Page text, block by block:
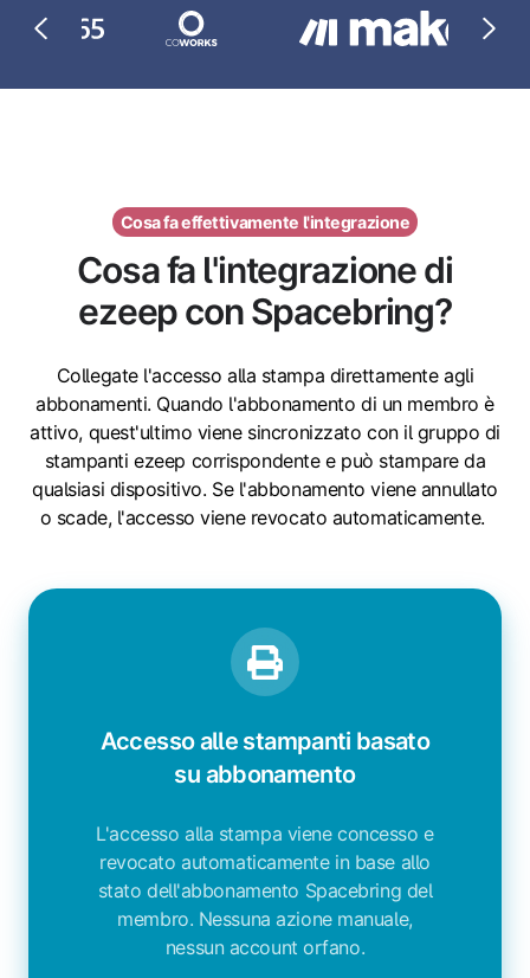
Cosa fa effettivamente l'integrazione
Cosa fa l'integrazione di
ezeep con Spacebring?
Collegate l'accesso alla stampa direttamente agli
abbonamenti. Quando l'abbonamento di un membro è
attivo, quest'ultimo viene sincronizzato con il gruppo di
stampanti ezeep corrispondente e può stampare da
qualsiasi dispositivo. Se l'abbonamento viene annullato
o scade, l'accesso viene revocato automaticamente.
Accesso alle stampanti basato
su abbonamento
L'accesso alla stampa viene concesso e
revocato automaticamente in base allo
stato dell'abbonamento Spacebring del
membro. Nessuna azione manuale,
nessun account orfano.